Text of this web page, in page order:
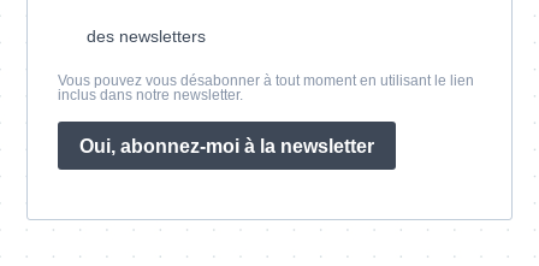
des newsletters
Vous pouvez vous désabonner à tout moment en utilisant le lien
inclus dans notre newsletter.
Oui, abonnez-moi à la newsletter